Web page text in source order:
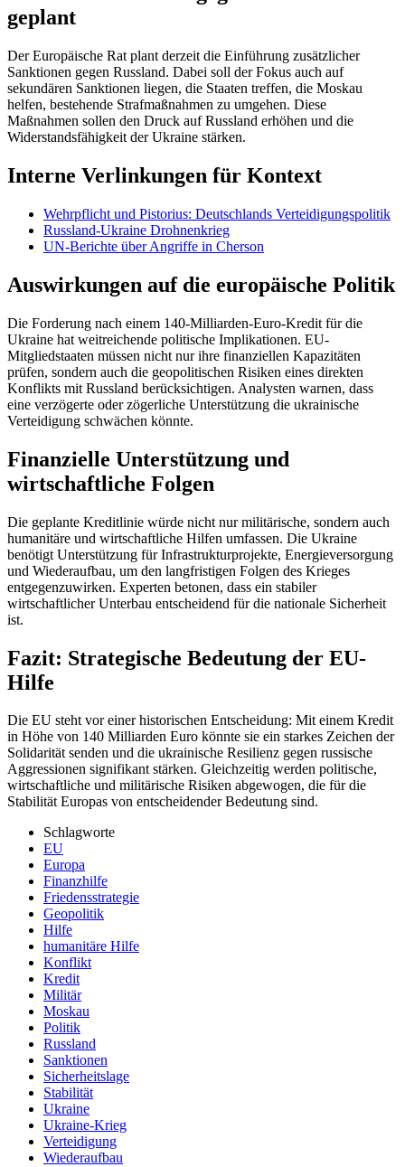
geplant
Der Europäische Rat plant derzeit die Einführung zusätzlicher
Sanktionen gegen Russland. Dabei soll der Fokus auch auf
sekundären Sanktionen liegen, die Staaten treffen, die Moskau
helfen, bestehende Strafmaßnahmen zu umgehen. Diese
Maßnahmen sollen den Druck auf Russland erhöhen und die
Widerstandsfähigkeit der Ukraine stärken.
Interne Verlinkungen für Kontext
Wehrpflicht und Pistorius: Deutschlands Verteidigungspolitik
Russland-Ukraine Drohnenkrieg
UN-Berichte über Angriffe in Cherson
Auswirkungen auf die europäische Politik
Die Forderung nach einem 140-Milliarden-Euro-Kredit für die
Ukraine hat weitreichende politische Implikationen. EU-
Mitgliedstaaten müssen nicht nur ihre finanziellen Kapazitäten
prüfen, sondern auch die geopolitischen Risiken eines direkten
Konflikts mit Russland berücksichtigen. Analysten warnen, dass
eine verzögerte oder zögerliche Unterstützung die ukrainische
Verteidigung schwächen könnte.
Finanzielle Unterstützung und
wirtschaftliche Folgen
Die geplante Kreditlinie würde nicht nur militärische, sondern auch
humanitäre und wirtschaftliche Hilfen umfassen. Die Ukraine
benötigt Unterstützung für Infrastrukturprojekte, Energieversorgung
und Wiederaufbau, um den langfristigen Folgen des Krieges
entgegenzuwirken. Experten betonen, dass ein stabiler
wirtschaftlicher Unterbau entscheidend für die nationale Sicherheit
ist.
Fazit: Strategische Bedeutung der EU-
Hilfe
Die EU steht vor einer historischen Entscheidung: Mit einem Kredit
in Höhe von 140 Milliarden Euro könnte sie ein starkes Zeichen der
Solidarität senden und die ukrainische Resilienz gegen russische
Aggressionen signifikant stärken. Gleichzeitig werden politische,
wirtschaftliche und militärische Risiken abgewogen, die für die
Stabilität Europas von entscheidender Bedeutung sind.
Schlagworte
EU
Europa
Finanzhilfe
Friedensstrategie
Geopolitik
Hilfe
humanitäre Hilfe
Konflikt
Kredit
Militär
Moskau
Politik
Russland
Sanktionen
Sicherheitslage
Stabilität
Ukraine
Ukraine-Krieg
Verteidigung
Wiederaufbau